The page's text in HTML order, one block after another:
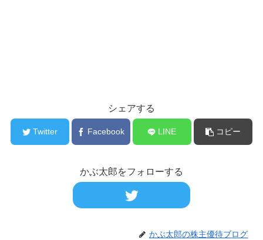
シェアする
Twitter Facebook LINE コピー
かぶ太郎をフォローする
かぶ太郎の株主優待ブログ